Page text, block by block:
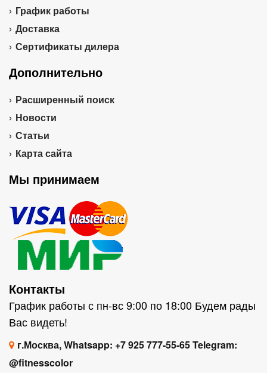
График работы
Доставка
Сертификаты дилера
Дополнительно
Расширенный поиск
Новости
Статьи
Карта сайта
Мы принимаем
Контакты
График работы с пн-вс 9:00 по 18:00 Будем рады
Вас видеть!
г.Москва, Whatsapp: +7 925 777-55-65 Telegram:
@fitnesscolor